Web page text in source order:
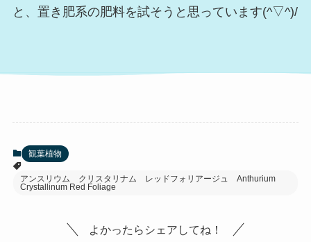
と、置き肥系の肥料を試そうと思っています(^▽^)/
観葉植物
アンスリウム クリスタリナム レッドフォリアージュ Anthurium
Crystallinum Red Foliage
よかったらシェアしてね！